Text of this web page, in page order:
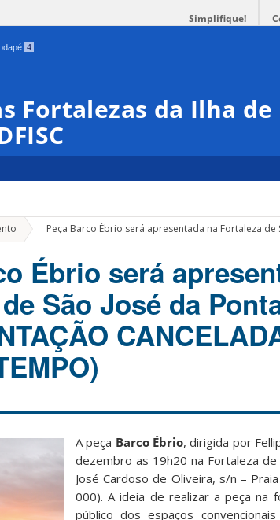
Simplifique!
4
Fortalezas da Ilha de
» Peça Barco Ébrio será apresentada na Fortaleza de
Ébrio será
São José da
A peça Barco Ébrio, dirigida por
dezembro as 19h20 na Fortaleza
José Cardoso de Oliveira, s/n –
000). A ideia de realizar a peça na
público dos espaços